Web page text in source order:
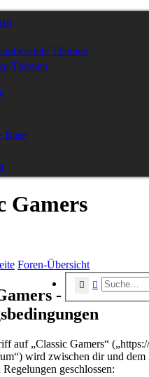
Themen
Themen
Base
Gamers
Foren-Übersicht
SucheErweiterte
-
auf „Classic Gamers“
wird zwischen dir und
geschlossen: